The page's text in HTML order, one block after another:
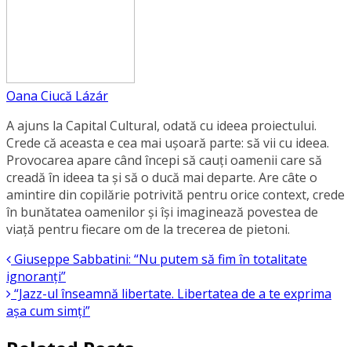
Oana Ciucă Lázár
A ajuns la Capital Cultural, odată cu ideea proiectului.
Crede că aceasta e cea mai ușoară parte: să vii cu ideea.
Provocarea apare când începi să cauți oamenii care să
creadă în ideea ta și să o ducă mai departe. Are câte o
amintire din copilărie potrivită pentru orice context, crede
în bunătatea oamenilor și își imaginează povestea de
viață pentru fiecare om de la trecerea de pietoni.
Giuseppe Sabbatini: “Nu putem să fim în totalitate
ignoranți”
“Jazz-ul înseamnă libertate. Libertatea de a te exprima
așa cum simți”